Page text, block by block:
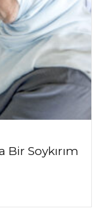
Bir Soykırım